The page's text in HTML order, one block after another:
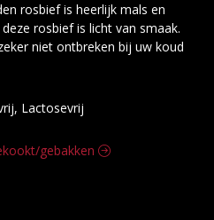
rosbief is heerlijk mals en
rosbief is licht van smaak.
niet ontbreken bij uw koud
Lactosevrij
gebakken